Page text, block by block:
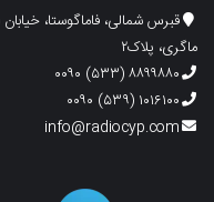
ماگری، پلاک۲
۸۸۹۹۸۸۰ (۵۳۳) ۰۰۹۰
۱۰۱۶۱۰۰ (۵۳۹) ۰۰۹۰
info@radiocyp.com